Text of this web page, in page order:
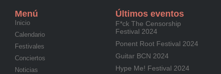
Menú
Inicio
Calendario
Festivales
Conciertos
Noticias
Últimos eventos
F*ck The Censorship
Festival 2024
Ponent Root Festival 2024
Guitar BCN 2024
Hype Me! Festival 2024